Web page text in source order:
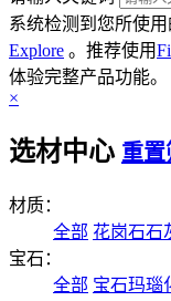
系统检测到您所使
Explore 。推荐使用
体验完整产品功能。
×
选材中心 重
材质：
全部 花岗石石
宝石：
全部 宝石玛瑙